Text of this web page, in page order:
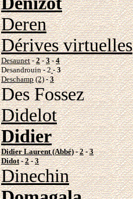
Deren
Dérives virtuelles
Desaunet-2-3-4
Desandrouin-2 -3
Deschamp (2)-3
Des Fossez
Didelot
Didier
Didier Laurent (Abbé)-2-3
Didot-2-3
Dinechin